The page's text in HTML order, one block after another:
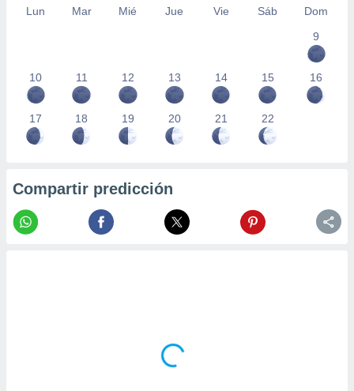
Lun Mar Mié Jue Vie Sáb
Dom
9
10 11 12 13 14 15 16
17 18 19 20 21 22
Compartir predicción